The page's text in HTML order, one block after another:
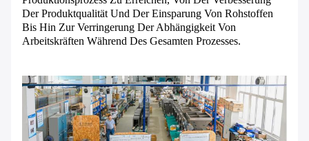
Der Produktqualität Und Der Einsparung Von Rohstoffen
Bis Hin Zur Verringerung Der Abhängigkeit Von
Arbeitskräften Während Des Gesamten Prozesses.